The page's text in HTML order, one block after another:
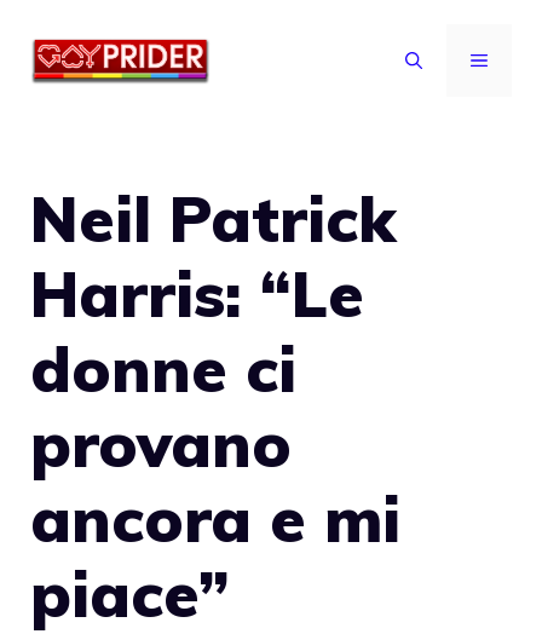
MENU
Neil Patrick
Harris: “Le
donne ci
provano
ancora e mi
piace”